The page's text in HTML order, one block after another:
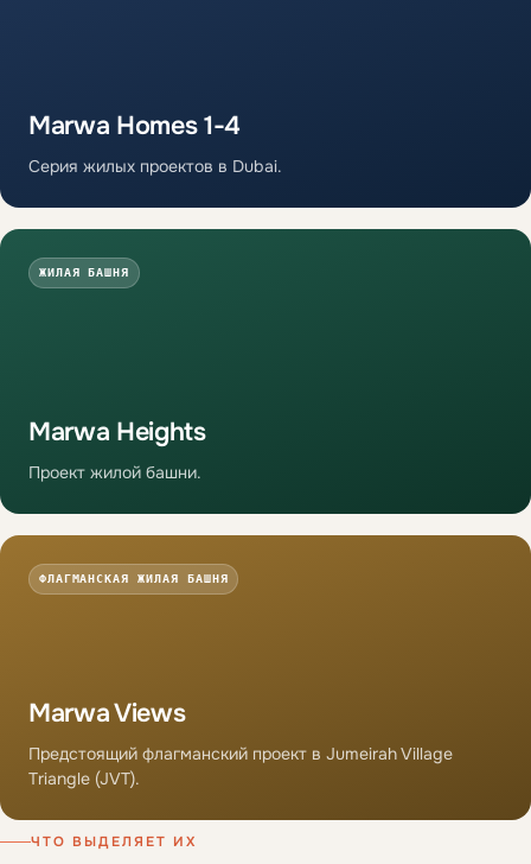
Marwa Homes 1-4
Серия жилых проектов в Dubai.
ЖИЛАЯ БАШНЯ
Marwa Heights
Проект жилой башни.
ФЛАГМАНСКАЯ ЖИЛАЯ БАШНЯ
Marwa Views
Предстоящий флагманский проект в Jumeirah Village
Triangle (JVT).
ЧТО ВЫДЕЛЯЕТ ИХ